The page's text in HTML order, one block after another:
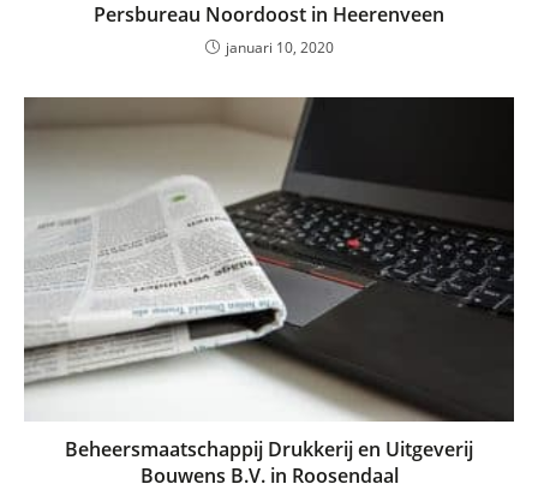
Persbureau Noordoost in Heerenveen
januari 10, 2020
Beheersmaatschappij Drukkerij en Uitgeverij
Bouwens B.V. in Roosendaal